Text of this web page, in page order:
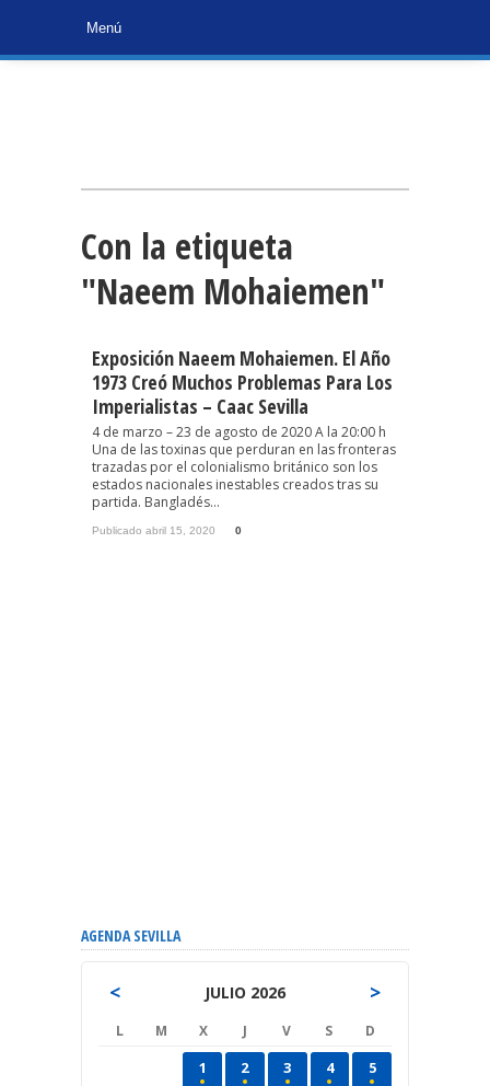
Con la etiqueta
"Naeem Mohaiemen"
Exposición Naeem Mohaiemen. El Año
1973 Creó Muchos Problemas Para Los
Imperialistas – Caac Sevilla
4 de marzo – 23 de agosto de 2020 A la 20:00 h
Una de las toxinas que perduran en las fronteras
trazadas por el colonialismo británico son los
estados nacionales inestables creados tras su
partida. Bangladés...
Publicado abril 15, 2020 0
AGENDA SEVILLA
< JULIO 2026 >
L M X J V S D
1 2 3 4 5